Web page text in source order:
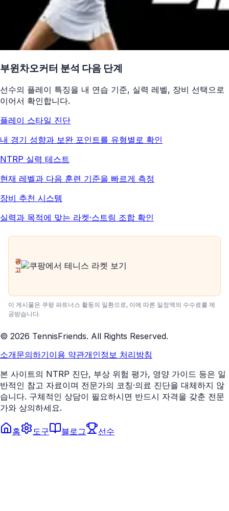
부윈차오커터 분석 다음 단계
선수의 플레이 특징을 내 연습 기준, 실력 레벨, 장비 선택으로
이어서 확인합니다.
플레이 스타일 진단
내 경기 성향과 보완 포인트를 유형별로 확인
NTRP 실력 테스트
현재 레벨과 다음 훈련 기준을 빠르게 측정
장비 추천 시스템
실력과 목적에 맞는 라켓·스트링 조합 확인
광
고
이 게시물은 쿠팡 파트너스 활동의 일환으로, 이에 따른 일정액의 수수료를 제
공받습니다.
© 2026 TennisFriends. All Rights Reserved.
소개문의하기이용 약관개인정보 처리방침
본 사이트의 NTRP 진단, 부상 위험 평가, 영양 가이드 등은 일
반적인 참고 자료이며 전문가의 코칭·의료 진단을 대체하지 않
습니다. 구체적인 상담이 필요하시면 반드시 자격을 갖춘 전문
가와 상의하세요.
홈 도구 블로그 선수